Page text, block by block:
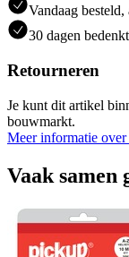
Vandaag
30 dagen
Retourneren
Je kunt dit artikel
bouwmarkt.
Meer informatie
Vaak samen